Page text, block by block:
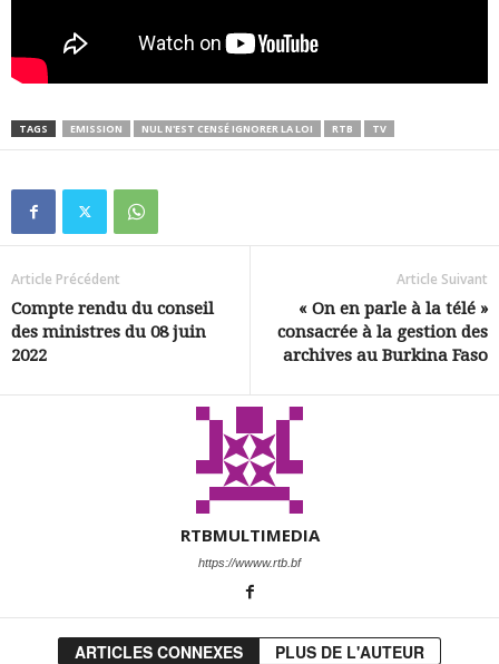
TAGS EMISSION NUL N'EST CENSÉ IGNORER LA LOI RTB TV
Article Précédent
Compte rendu du conseil
des ministres du 08 juin
2022
Article Suivant
« On en parle à la télé »
consacrée à la gestion des
archives au Burkina Faso
RTBMULTIMEDIA
https://wwww.rtb.bf
ARTICLES CONNEXES PLUS DE L'AUTEUR